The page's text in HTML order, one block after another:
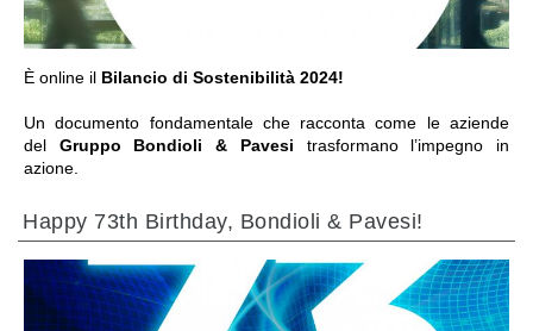
È online il Bilancio di Sostenibilità 2024!
Un documento fondamentale che racconta come le aziende
del Gruppo Bondioli & Pavesi trasformano l’impegno in
azione.
Happy 73th Birthday, Bondioli & Pavesi!